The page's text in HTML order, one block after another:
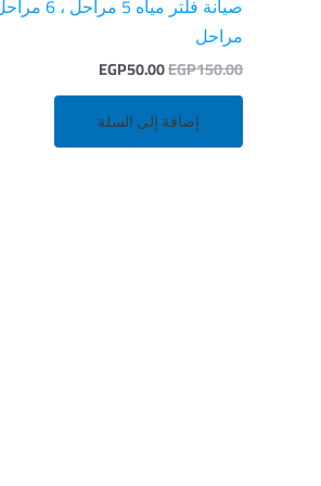
مراحل
EGP150.00
EGP50.00
إضافة إلى السلة